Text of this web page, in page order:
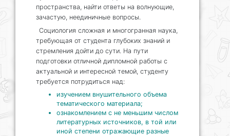
пространства, найти ответы на волнующие,
зачастую, неединичные вопросы.
Социология сложная и многогранная наука,
требующая от студента глубоких знаний и
стремления дойти до сути. На пути
подготовки отличной дипломной работы с
актуальной и интересной темой, студенту
требуется потрудиться над:
изучением внушительного объема
тематического материала;
ознакомлением с не меньшим числом
литературных источников, в той или
иной степени отражающие разные